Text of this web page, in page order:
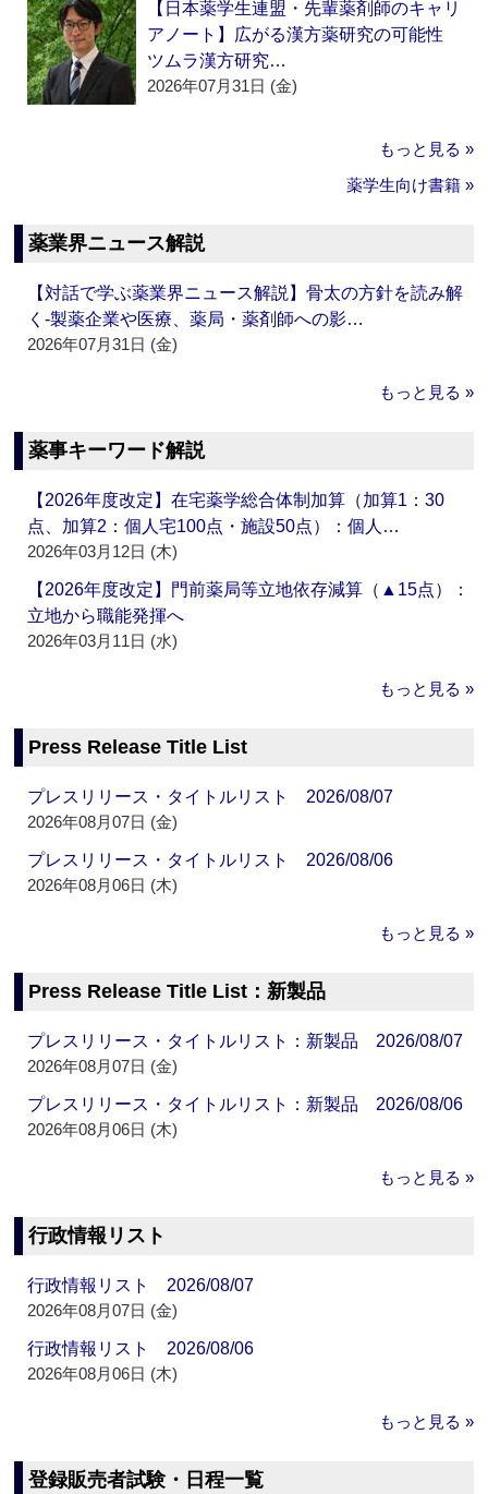
【日本薬学生連盟・先輩薬剤師のキャリ
アノート】広がる漢方薬研究の可能性
ツムラ漢方研究…
2026年07月31日 (金)
もっと見る »
薬学生向け書籍 »
薬業界ニュース解説
【対話で学ぶ薬業界ニュース解説】骨太の方針を読み解
く‐製薬企業や医療、薬局・薬剤師への影…
2026年07月31日 (金)
もっと見る »
薬事キーワード解説
【2026年度改定】在宅薬学総合体制加算（加算1：30
点、加算2：個人宅100点・施設50点）：個人…
2026年03月12日 (木)
【2026年度改定】門前薬局等立地依存減算（▲15点）：
立地から職能発揮へ
2026年03月11日 (水)
もっと見る »
Press Release Title List
プレスリリース・タイトルリスト 2026/08/07
2026年08月07日 (金)
プレスリリース・タイトルリスト 2026/08/06
2026年08月06日 (木)
もっと見る »
Press Release Title List：新製品
プレスリリース・タイトルリスト：新製品 2026/08/07
2026年08月07日 (金)
プレスリリース・タイトルリスト：新製品 2026/08/06
2026年08月06日 (木)
もっと見る »
行政情報リスト
行政情報リスト 2026/08/07
2026年08月07日 (金)
行政情報リスト 2026/08/06
2026年08月06日 (木)
もっと見る »
登録販売者試験・日程一覧